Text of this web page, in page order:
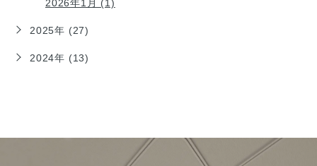
2026年1月 (1)
2025年 (27)
2024年 (13)